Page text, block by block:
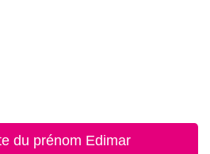
du prénom Edimar